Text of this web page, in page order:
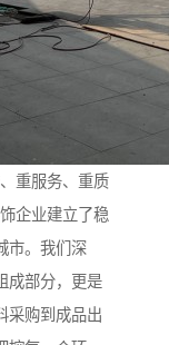
重服务、重质
企业建立了稳
市。我们深
成部分，更是
采购到成品出